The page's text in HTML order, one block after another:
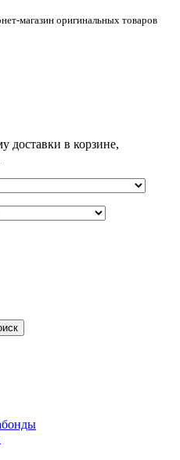
магазин оригинальных товаров
доставки в корзине,